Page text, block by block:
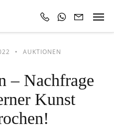
AUKTIONEN
– Nachfrage
Kunst